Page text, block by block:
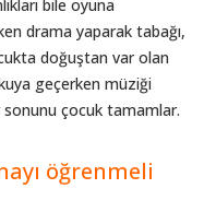
bile oyuna
drama yaparak tabağı,
doğuştan var olan
geçerken müziği
çocuk tamamlar.
öğrenmeli